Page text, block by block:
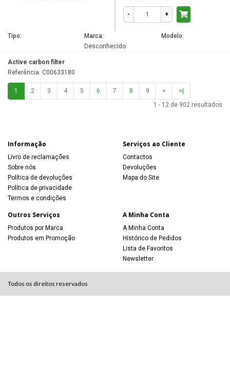
Tipo:
Marca:
Desconhecido
Modelo:
Active carbon filter
Referência: C00633180
- +
1 2 3 4 5 6 7 8 9 >
>|
1 - 12 de 902 resultados
Informação
Livro de reclamações
Sobre nós
Política de devoluções
Política de privacidade
Termos e condições
Serviços ao Cliente
Contactos
Devoluções
Mapa do Site
Outros Serviços
Produtos por Marca
Produtos em Promoção
A Minha Conta
A Minha Conta
Histórico de Pedidos
Lista de Favoritos
Newsletter
Todos os direitos reservados